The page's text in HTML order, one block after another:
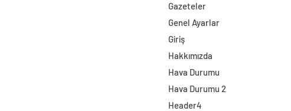
Gazeteler
Genel Ayarlar
Giriş
Hakkımızda
Hava Durumu
Hava Durumu 2
Header4